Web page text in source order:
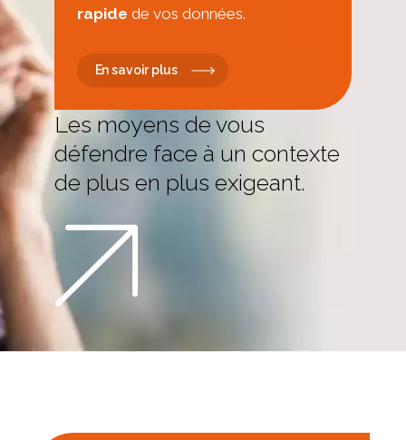
rapide de vos données.
En savoir plus
Les moyens de vous
défendre face à un contexte
de plus en plus exigeant.